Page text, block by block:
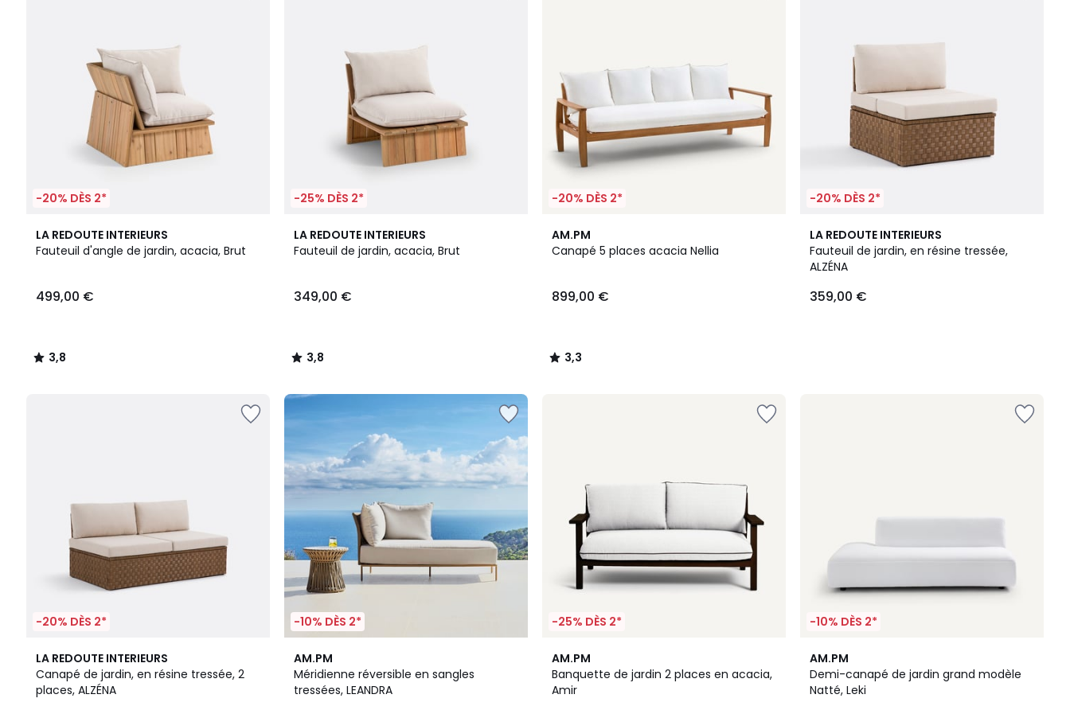
-20% DÈS 2*
LA REDOUTE INTERIEURS
Fauteuil d'angle de jardin, acacia, Brut
499,00 €
3,8
/ 5
3,8
/
-25% DÈS 2*
LA REDOUTE INTERIEURS
Fauteuil de jardin, acacia, Brut
349,00 €
3,8
/ 5
3,8
/
-20% DÈS 2*
AM.PM
Canapé 5 places acacia Nellia
899,00 €
3,3
/ 5
3,3
/
-20% DÈS 2*
LA REDOUTE INTERIEURS
Fauteuil de jardin, en résine tressée,
ALZÉNA
359,00 €
-20% DÈS 2*
LA REDOUTE INTERIEURS
Canapé de jardin, en résine tressée, 2
places, ALZÉNA
-10% DÈS 2*
AM.PM
Méridienne réversible en sangles
tressées, LEANDRA
-25% DÈS 2*
AM.PM
Banquette de jardin 2 places en acacia,
Amir
-10% DÈS 2*
AM.PM
Demi-canapé de jardin grand modèle
Natté, Leki
2
Couleurs